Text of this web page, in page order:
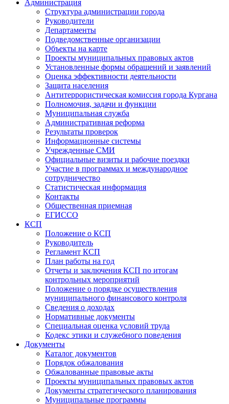
Администрация
Структура администрации города
Руководители
Департаменты
Подведомственные организации
Объекты на карте
Проекты муниципальных правовых актов
Установленные формы обращений и заявлений
Оценка эффективности деятельности
Защита населения
Антитеррористическая комиссия города Кургана
Полномочия, задачи и функции
Муниципальная служба
Административная реформа
Результаты проверок
Информационные системы
Учрежденные СМИ
Официальные визиты и рабочие поездки
Участие в программах и международное
сотрудничество
Статистическая информация
Контакты
Общественная приемная
ЕГИССО
КСП
Положение о КСП
Руководитель
Регламент КСП
План работы на год
Отчеты и заключения КСП по итогам
контрольных мероприятий
Положение о порядке осуществления
муниципального финансового контроля
Сведения о доходах
Нормативные документы
Специальная оценка условий труда
Кодекс этики и служебного поведения
Документы
Каталог документов
Порядок обжалования
Обжалованные правовые акты
Проекты муниципальных правовых актов
Документы стратегического планирования
Муниципальные программы